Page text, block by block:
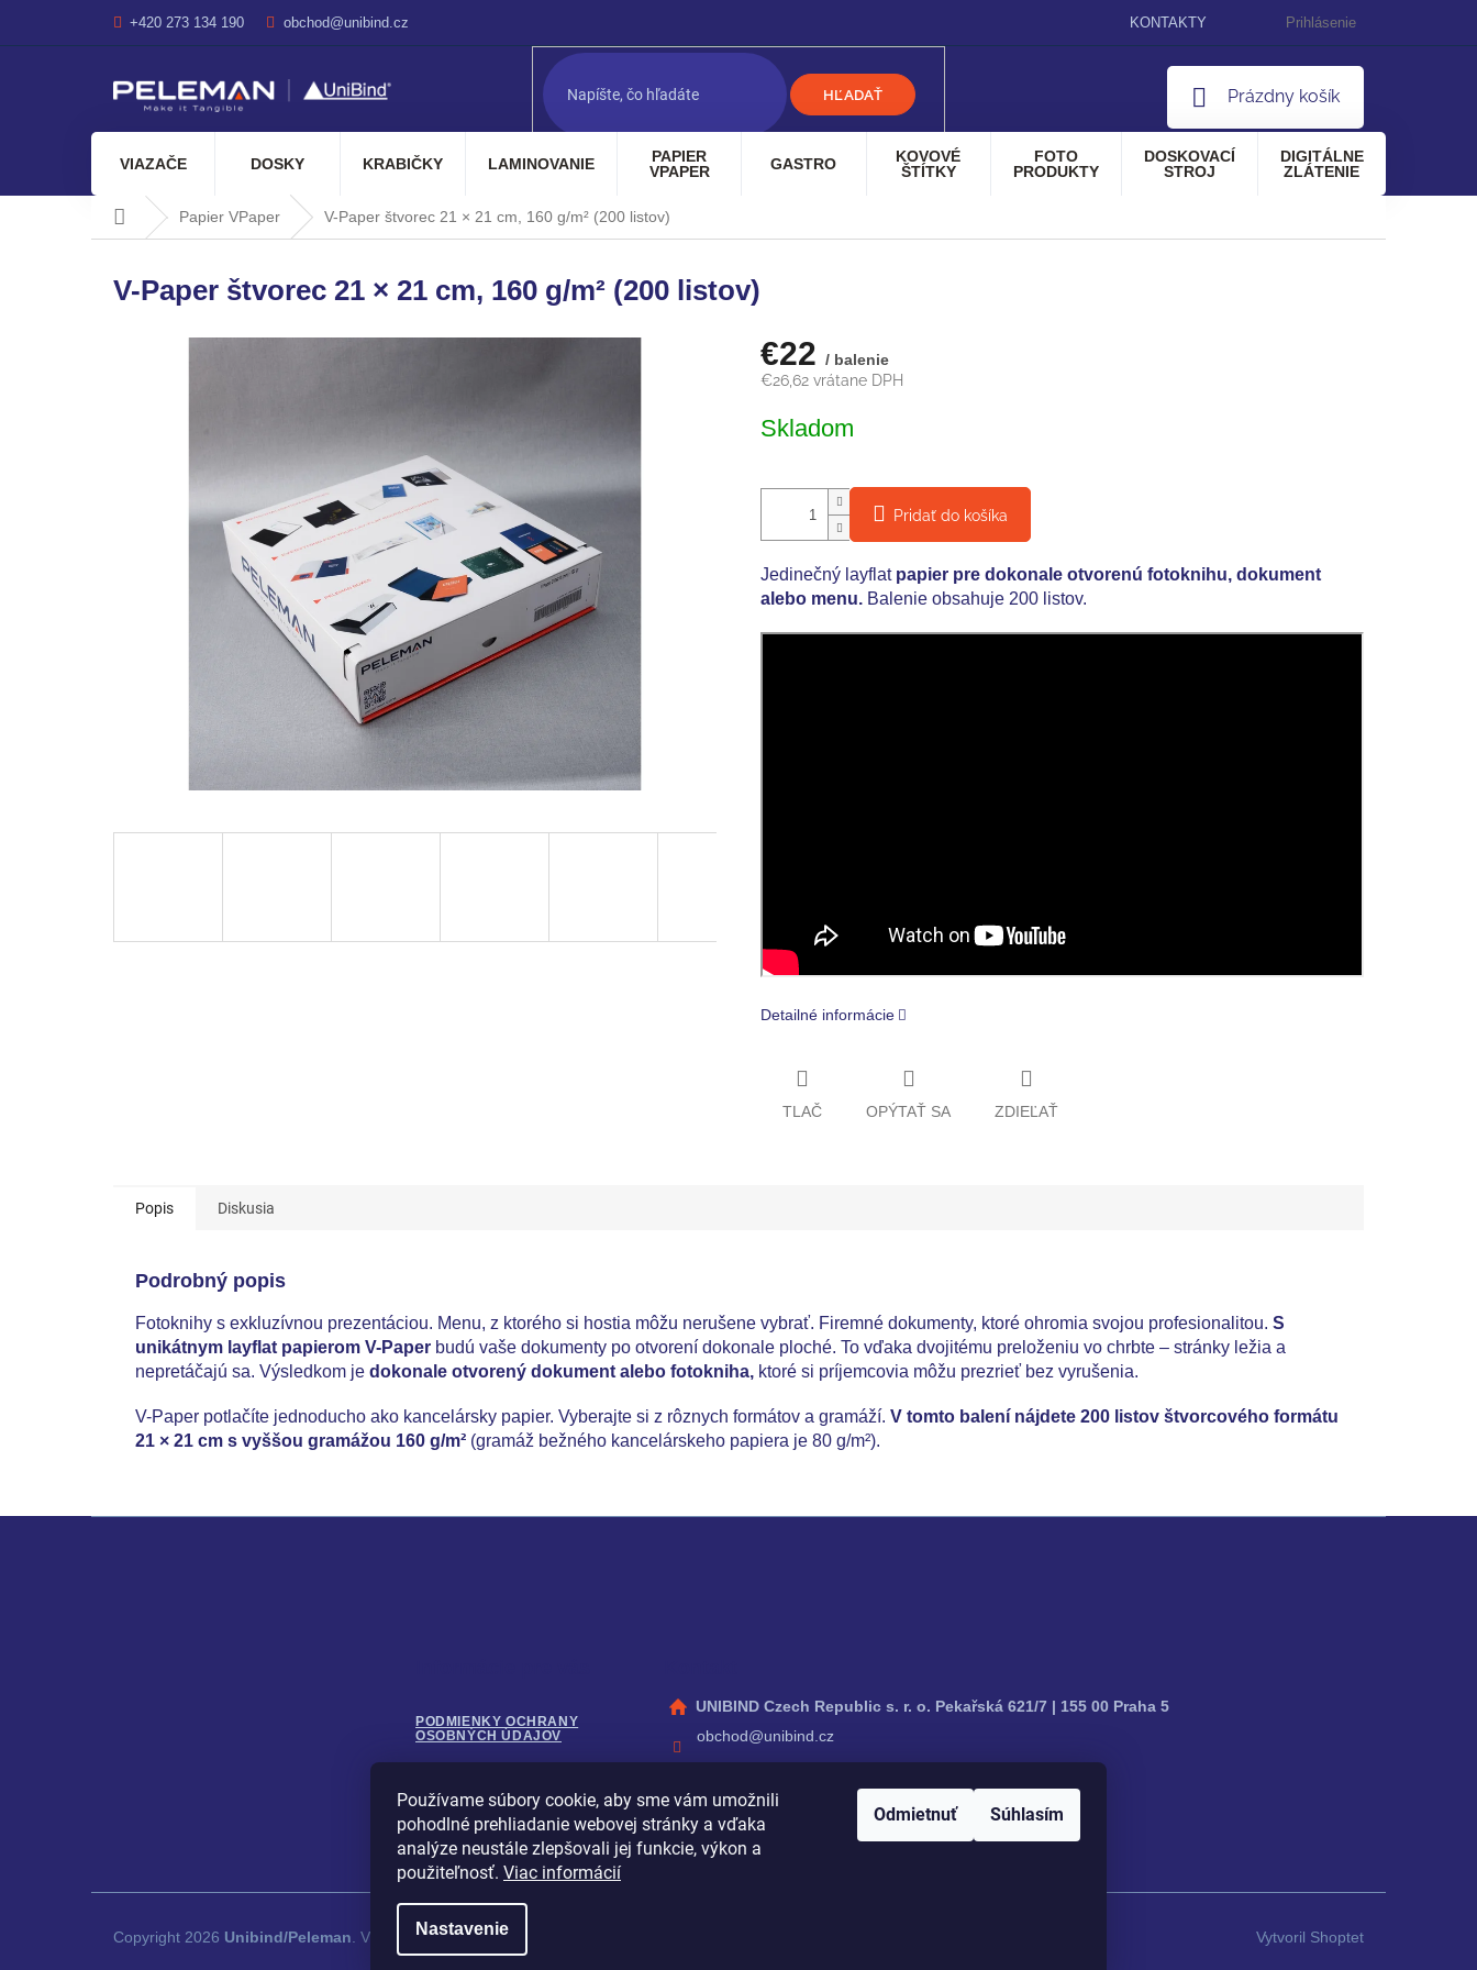
Používame súbory cookie, aby sme vám umožnili
pohodlné prehliadanie webovej stránky a vďaka
analýze neustále zlepšovali jej funkcie, výkon a
použiteľnosť. Viac informácií
Nastavenie
Odmietnuť Súhlasím
obsah
+420 273 134 190 obchod@unibind.cz KONTAKTY Prihlásenie
HĽADAŤ
NÁKUPNÝ
Prázdny košík
VIAZAČE DOSKY KRABIČKY LAMINOVANIE
PAPIER
VPAPER
GASTRO
KOVOVÉ
ŠTÍTKY
FOTO
PRODUKTY
DOSKOVACÍ
STROJ
DIGITÁLNE
ZLÁTENIE
DomovPapier VPaper V-Paper štvorec 21 × 21 cm, 160 g/m² (200 listov)
V-Paper štvorec 21 × 21 cm, 160 g/m² (200 listov)
€22 / balenie
€26,62 vrátane DPH
cena:
Skladom
Pridať do košíka
Jedinečný layflat papier pre dokonale otvorenú fotoknihu, dokument
alebo menu. Balenie obsahuje 200 listov.
Detailné informácie
TLAČ OPÝTAŤ SA ZDIEĽAŤ
Popis Diskusia
Podrobný popis
Fotoknihy s exkluzívnou prezentáciou. Menu, z ktorého si hostia môžu nerušene vybrať. Firemné dokumenty, ktoré ohromia svojou profesionalitou. S
unikátnym layflat papierom V-Paper budú vaše dokumenty po otvorení dokonale ploché. To vďaka dvojitému preloženiu vo chrbte – stránky ležia a
nepretáčajú sa. Výsledkom je dokonale otvorený dokument alebo fotokniha, ktoré si príjemcovia môžu prezrieť bez vyrušenia.
V-Paper potlačíte jednoducho ako kancelársky papier. Vyberajte si z rôznych formátov a gramáží. V tomto balení nájdete 200 listov štvorcového formátu
21 × 21 cm s vyššou gramážou 160 g/m² (gramáž bežného kancelárskeho papiera je 80 g/m²).
PODMIENKY OCHRANY
OSOBNÝCH ÚDAJOV
OBCHODNÉ PODMIENKY
UNIBIND Czech Republic s. r. o. Pekařská 621/7 | 155 00 Praha 5
obchod@unibind.cz
+420 273 134 190
Facebook
peleman_cz
YouTube
Vytvoril Shoptet
Copyright 2026 Unibind/Peleman. Všetky práva vyhradené.